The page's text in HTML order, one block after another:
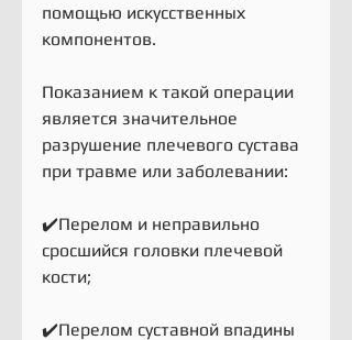
помощью искусственных
компонентов.
Показанием к такой операции
является значительное
разрушение плечевого сустава
при травме или заболевании:
✔️Перелом и неправильно
сросшийся головки плечевой
кости;
✔️Перелом суставной впадины